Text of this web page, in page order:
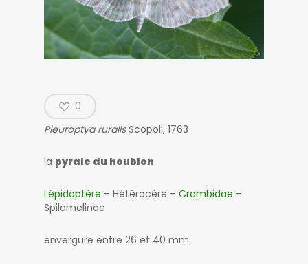
0
Pleuroptya ruralisScopoli, 1763
la pyrale du houblon
Lépidoptère – Hétérocère – Crambidae –
Spilomelinae
envergure entre 26 et 40 mm